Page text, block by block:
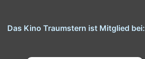
Das Kino Traumstern ist Mitglied bei: